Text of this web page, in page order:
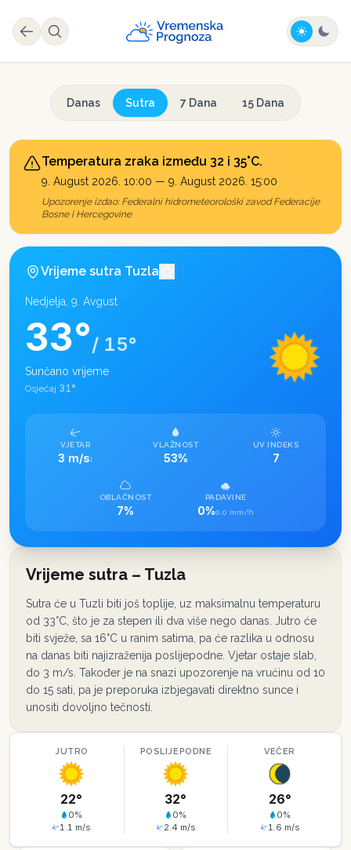
Danas Sutra 7 Dana 15 Dana
Temperatura zraka između 32 i 35°C.
9. August 2026. 10:00 — 9. August 2026. 15:00
Upozorenje izdao: Federalni hidrometeorološki zavod Federacije
Bosne i Hercegovine
Vrijeme sutra Tuzla
Nedjelja, 9. Avgust
33°/ 15°
Sunčano vrijeme
Osjećaj 31°
VJETAR
3 m/sI
VLAŽNOST
53%
UV INDEKS
7
OBLAČNOST
7%
PADAVINE
0%0.0 mm/h
Vrijeme sutra – Tuzla
Sutra će u Tuzli biti još toplije, uz maksimalnu temperaturu
od 33°C, što je za stepen ili dva više nego danas. Jutro će
biti svježe, sa 16°C u ranim satima, pa će razlika u odnosu
na danas biti najizraženija poslijepodne. Vjetar ostaje slab,
do 3 m/s. Također je na snazi upozorenje na vrućinu od 10
do 15 sati, pa je preporuka izbjegavati direktno sunce i
unositi dovoljno tečnosti.
JUTRO
22°
0%
1.1 m/s
POSLIJEPODNE
32°
0%
2.4 m/s
VEČER
26°
0%
1.6 m/s